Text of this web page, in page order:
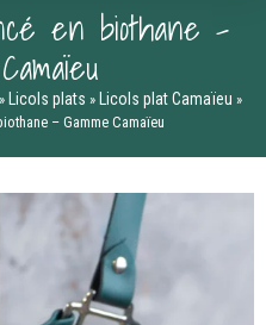
en biothane –
» Licols plats » Licols plat Camaïeu »
– Gamme Camaïeu